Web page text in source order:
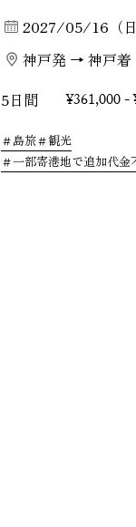
2027/05/16（
神戸発 → 神戸着
5日間
¥361,000 -
島旅
観光
一部寄港地で追加代